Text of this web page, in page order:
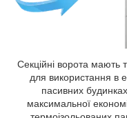
Секційні ворота мають
для використання в
пасивних
максимальної